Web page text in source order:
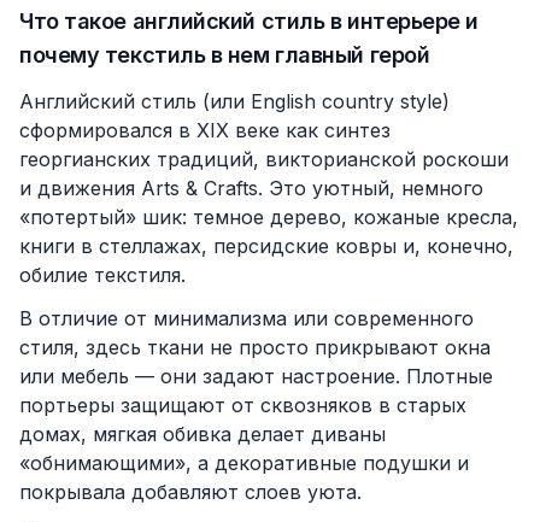
Что такое английский стиль в интерьере и
почему текстиль в нем главный герой
Английский стиль (или English country style)
сформировался в XIX веке как синтез
георгианских традиций, викторианской роскоши
и движения Arts & Crafts. Это уютный, немного
«потертый» шик: темное дерево, кожаные кресла,
книги в стеллажах, персидские ковры и, конечно,
обилие текстиля.
В отличие от минимализма или современного
стиля, здесь ткани не просто прикрывают окна
или мебель — они задают настроение. Плотные
портьеры защищают от сквозняков в старых
домах, мягкая обивка делает диваны
«обнимающими», а декоративные подушки и
покрывала добавляют слоев уюта.